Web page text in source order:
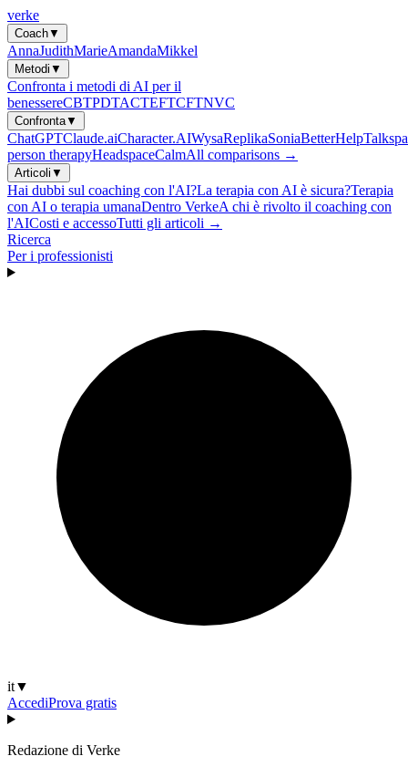
verke
Coach▼
AnnaJudithMarieAmandaMikkel
Metodi ▼
Confronta i metodi di AI per il
benessereCBTPDTACTEFTCFTNVC
Confronta▼
ChatGPTClaude.aiCharacter.AIWysaReplikaSoniaBetterHelp
person therapyHeadspaceCalmAll comparisons →
Articoli ▼
Hai dubbi sul coaching con l'AI?La terapia con AI è sicura?Terapia
con AI o terapia umanaDentro VerkeA chi è rivolto il coaching con
l'AICosti e accessoTutti gli articoli →
Ricerca
Per i professionisti
it▼
AccediProva gratis
Redazione di Verke